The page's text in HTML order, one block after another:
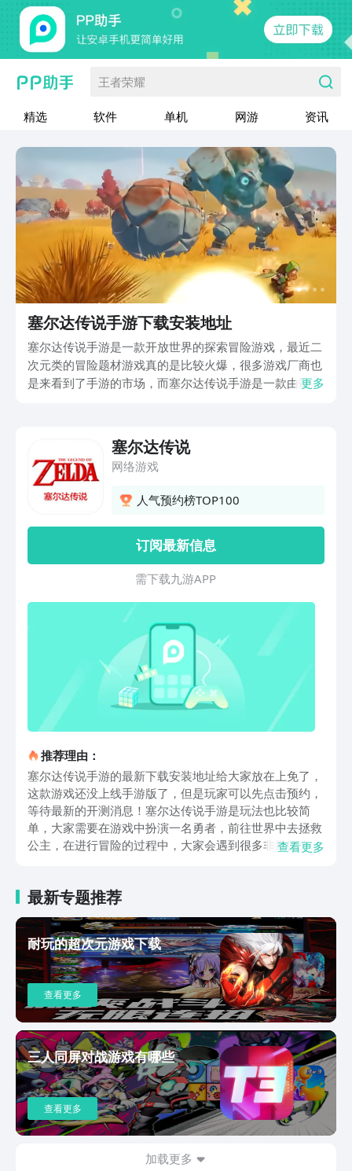
王者荣耀
精选 软件 单机 网游 资讯
塞尔达传说手游下载安装地址
塞尔达传说手游是一款开放世界的探索冒险游戏，最近二
次元类的冒险题材游戏真的是比较火爆，很多游戏厂商也
是来看到了手游的市场，而塞尔达传说手游是一款由端游
更多
塞尔达传说
网络游戏
人气预约榜TOP100
订阅最新信息
需 下 载 九 游 A P P
推荐理由：
塞尔达传说手游的最新下载安装地址给大家放在上免了，
这款游戏还没上线手游版了，但是玩家可以先点击预约，
等待最新的开测消息！塞尔达传说手游是玩法也比较简
单，大家需要在游戏中扮演一名勇者，前往世界中去拯救
公主，在进行冒险的过程中，大家会遇到很多非常强大的
自己的安全基地，建造玩法是需要大家在世界中收集一些
材料的，而且还可以去圈养一些非常可爱的宠物，当然
了，抓捕过程中，可没有玩家们想象的那么安全，毕竟宠
物是有阶级设定的，往往都会刷新在一些很危险的地方！
好了，大家耐心的看完全文中的一些玩法介绍后，是不是
都迫不及待的想点击“塞尔达传说手游安卓版链接”去进行
下载体验了，这款游戏中的打斗细节和世界环境的设计一
定会让玩家们非常惊喜的！快去试试吧！
查看更多
最新专题推荐
耐玩的超次元游戏下载
查看更多
三人同屏对战游戏有哪些
查看更多
加载更多